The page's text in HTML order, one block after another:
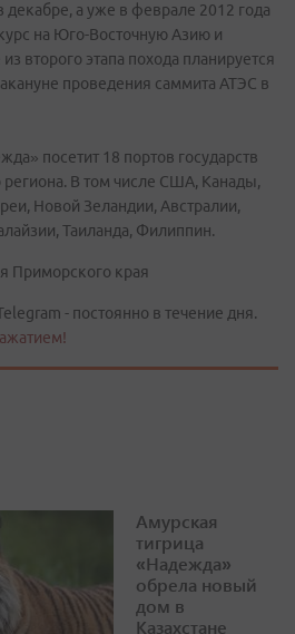
декабре, а уже в феврале 2012 года
на Юго-Восточную Азию и
второго этапа похода планируется
проведения саммита АТЭС в
посетит 18 портов государств
региона. В том числе США, Канады,
Новой Зеландии, Австралии,
Таиланда, Филиппин.
Приморского края
- постоянно в течение дня.
Амурская
тигрица
«Надежда»
обрела новый
дом в
Казахстане